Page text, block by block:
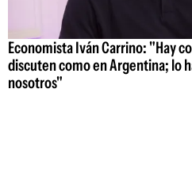
Economista Iván Carrino: "Hay
discuten como en Argentina; lo
nosotros"